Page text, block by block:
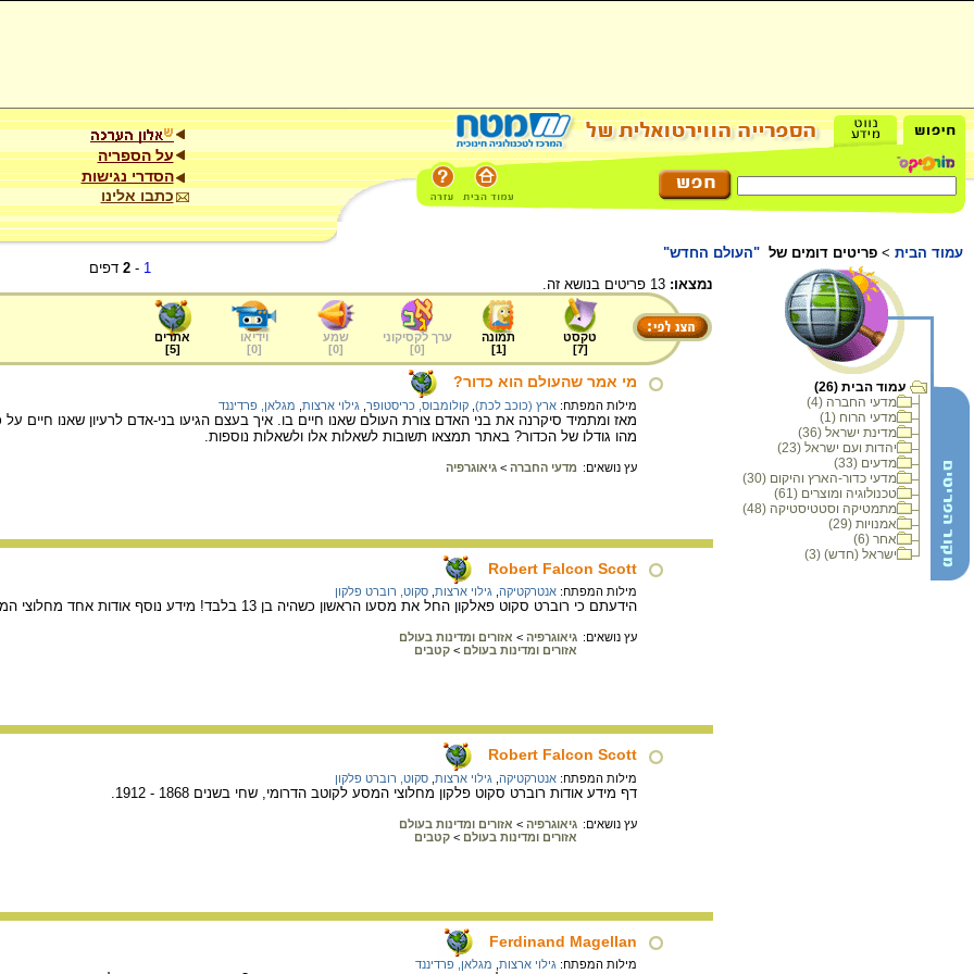
על הספריה
הסדרי נגישות
כתבו אלינו
עמוד הבית > פריטים דומים של "העולם החדש"
עמוד הבית (26)
מדעי החברה (4)
מדעי הרוח (1)
מדינת ישראל (36)
יהדות ועם ישראל (23)
מדעים (33)
מדעי כדור-הארץ והיקום (30)
טכנולוגיה ומוצרים (61)
מתמטיקה וסטטיסטיקה (48)
אמנויות (29)
אחר (6)
ישראל (חדש) (3)
1
-
2 דפים
נמצאו:
טקסט
[
7
]
תמונה
[
1
]
ערך לקסיקוני
[
0
]
שמע
[
0
]
וידיאו
[
0
]
אתרים
[
5
]
מי אמר שהעולם הוא כדור?
מילות המפתח: ארץ (כוכב לכת) קולומבוס, כריסטופר גילוי ארצות מגלאן, פרדיננד
מאז ומתמיד סיקרנה את בני האדם צורת העולם שאנו חיים בו. איך בעצם הגיעו בני-אדם לרעיון שאנו חיים על
מהו גודלו של הכדור? באתר תמצאו תשובות לשאלות אלו ולשאלות נוספות.
עץ נושאים: מדעי החברה > גיאוגרפיה
Robert Falcon Scott
מילות המפתח: אנטרקטיקה גילוי ארצות סקוט, רוברט פלקון
הידעתם כי רוברט סקוט פאלקון החל את מסעו הראשון כשהיה בן 13 בלבד! מידע נוסף אודות אחד מחלוצי המסע לקוטב הדרומי באתר.
עץ נושאים: גיאוגרפיה > אזורים ומדינות בעולם
אזורים ומדינות בעולם > קטבים
Robert Falcon Scott
מילות המפתח: אנטרקטיקה גילוי ארצות סקוט, רוברט פלקון
דף מידע אודות רוברט סקוט פלקון מחלוצי המסע לקוטב הדרומי, שחי בשנים 1868 - 1912.
עץ נושאים: גיאוגרפיה > אזורים ומדינות בעולם
אזורים ומדינות בעולם > קטבים
Ferdinand Magellan
מילות המפתח: גילוי ארצות מגלאן, פרדיננד